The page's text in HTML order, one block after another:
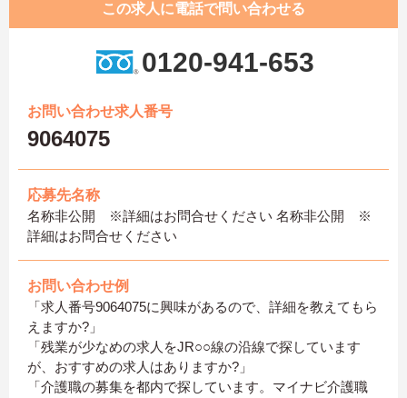
この求人に電話で問い合わせる
0120-941-653
お問い合わせ求人番号
9064075
応募先名称
名称非公開 ※詳細はお問合せください 名称非公開 ※
詳細はお問合せください
お問い合わせ例
「求人番号9064075に興味があるので、詳細を教えてもら
えますか?」
「残業が少なめの求人をJR○○線の沿線で探しています
が、おすすめの求人はありますか?」
「介護職の募集を都内で探しています。マイナビ介護職